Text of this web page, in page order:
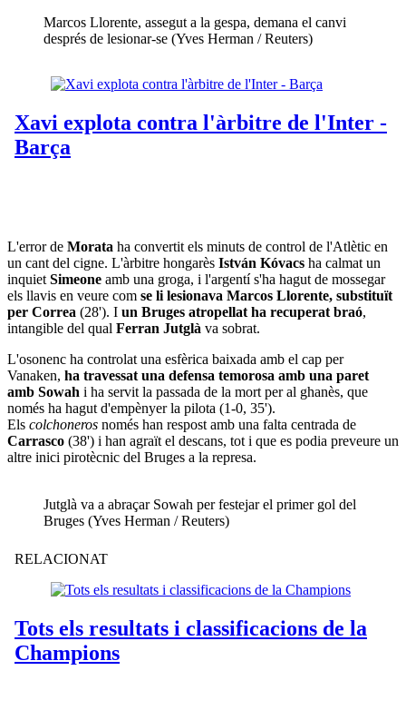
Marcos Llorente, assegut a la gespa, demana el canvi
després de lesionar-se (Yves Herman / Reuters)
L'error de Morata ha convertit els minuts de control de l'Atlètic en
un cant del cigne. L'àrbitre hongarès István Kóvacs ha calmat un
inquiet Simeone amb una groga, i l'argentí s'ha hagut de mossegar
els llavis en veure com se li lesionava Marcos Llorente, substituït
per Correa (28'). I un Bruges atropellat ha recuperat braó,
intangible del qual Ferran Jutglà va sobrat.
L'osonenc ha controlat una esfèrica baixada amb el cap per
Vanaken, ha travessat una defensa temorosa amb una paret
amb Sowah i ha servit la passada de la mort per al ghanès, que
només ha hagut d'empènyer la pilota (1-0, 35').
Els colchoneros només han respost amb una falta centrada de
Carrasco (38') i han agraït el descans, tot i que es podia preveure un
altre inici pirotècnic del Bruges a la represa.
Jutglà va a abraçar Sowah per festejar el primer gol del
Bruges (Yves Herman / Reuters)